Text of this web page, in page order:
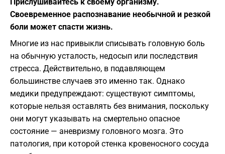
Своевременное распознавание необычной и резкой
боли может спасти жизнь.
Многие из нас привыкли списывать головную боль
на обычную усталость, недосып или последствия
стресса. Действительно, в подавляющем
большинстве случаев это именно так. Однако
медики предупреждают: существуют симптомы,
которые нельзя оставлять без внимания, поскольку
они могут указывать на смертельно опасное
состояние — аневризму головного мозга. Это
патология, при которой стенка кровеносного сосуда